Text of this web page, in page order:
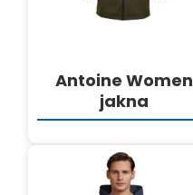
Antoine Women
jakna